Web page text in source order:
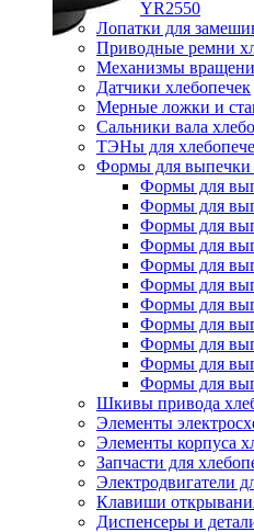
YR2550
Лопатки для
Приводные ремни
Механизмы
Датчики хлебопечек
Мерные ложки и
Сальники вала
ТЭНы для
Формы для выпечки
Формы для
Формы для
Формы для
Формы для
Формы для
Формы для
Формы для
Формы для
Формы для
Формы для
Формы для
Шкивы привода
Элементы
Элементы корпуса
Запчасти для
Электродвигатели
Клавиши
Диспенсеры и